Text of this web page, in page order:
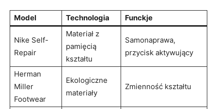
Model Technologia Funckje
Nike Self-
Repair
Materiał z
pamięcią
kształtu
Samonaprawa,
przycisk aktywujący
Herman
Miller
Footwear
Ekologiczne
materiały
Zmienność kształtu